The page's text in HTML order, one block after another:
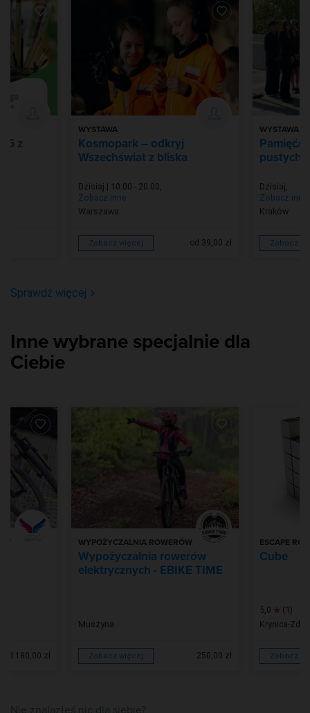
z
WYSTAWA
Kosmopark – odkryj
Wszechświat z bliska
Dzisiaj | 10:00 - 20:00
Zobacz inne
Warszawa
Zobacz więcej od 39,00 zł
WYSTAWA
Pamięć/
pustych
Dzisiaj
Zobacz inne
Kraków
Zobacz
Sprawdź więcej
Inne wybrane specjalnie dla
Ciebie
od 180,00 zł
WYPOŻYCZALNIA ROWERÓW
Wypożyczalnia rowerów
elektrycznych - EBIKE TIME
Muszyna
Zobacz więcej 250,00 zł
ESCAPE
Cube
5,0
(1)
Krynica-Zdrój
Zobacz